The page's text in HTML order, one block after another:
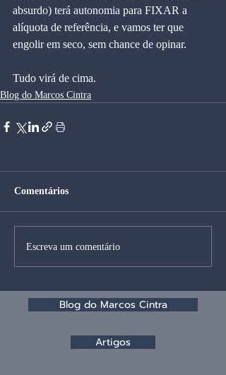
absurdo) terá autonomia para FIXAR a
alíquota de referência, e vamos ter que
engolir em seco, sem chance de opinar.
Tudo virá de cima.
Blog do Marcos Cintra
Comentários
Escreva um comentário
Blog do Marcos Cintra
Artigos